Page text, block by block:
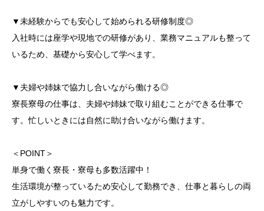
▼未経験からでも安心して始められる研修制度◎
入社時には座学や現地での研修があり、業務マニュアルも整って
いるため、基礎から安心して学べます。
▼夫婦や姉妹で協力し合いながら働ける◎
寮長寮母の仕事は、夫婦や姉妹で取り組むことができる仕事で
す。忙しいときには自然に助け合いながら働けます。
＜POINT＞
単身で働く寮長・寮母も多数活躍中！
生活環境が整っているため安心して勤務でき、仕事と暮らしの両
立がしやすいのも魅力です。